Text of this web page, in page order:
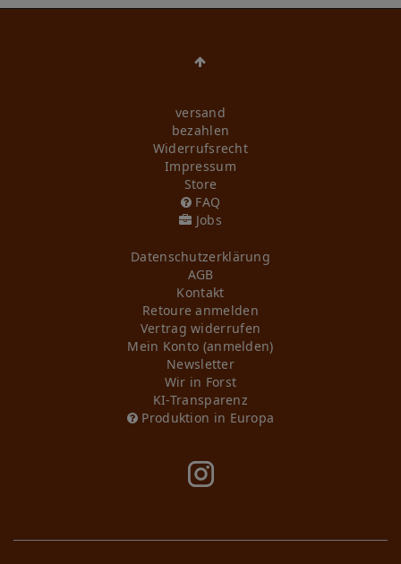
versand
bezahlen
Widerrufs­recht
Impressum
Store
FAQ
Jobs
Daten­schutz­erklärung
AGB
Kontakt
Retoure anmelden
Vertrag widerrufen
Mein Konto (anmelden)
Newsletter
Wir in Forst
KI-Transparenz
Produktion in Europa